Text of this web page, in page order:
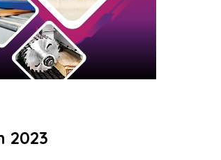
2023